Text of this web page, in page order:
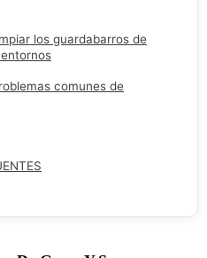
los guardabarros de
comunes de